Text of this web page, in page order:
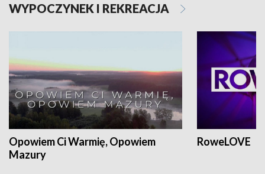
WYPOCZYNEK I REKREACJA
Opowiem Ci Warmię, Opowiem
Mazury
RoweLOVE